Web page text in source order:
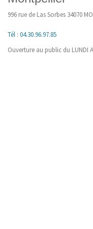
996 rue de Las Sorbes 34070
Tél : 04.30.96.97.85
Ouverture au public du LUNDI